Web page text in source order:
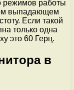
режимов работы
выпадающем
Если такой
только одна
это 60 Герц.
в